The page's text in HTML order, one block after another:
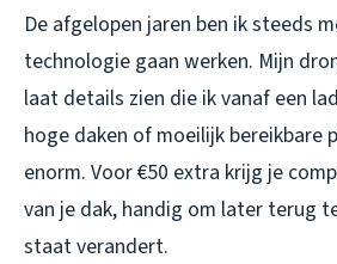
De afgelopen jaren ben ik steeds
technologie gaan werken. Mijn
laat details zien die ik vanaf een
hoge daken of moeilijk bereikbare
enorm. Voor €50 extra krijg je
van je dak, handig om later terug
staat verandert.